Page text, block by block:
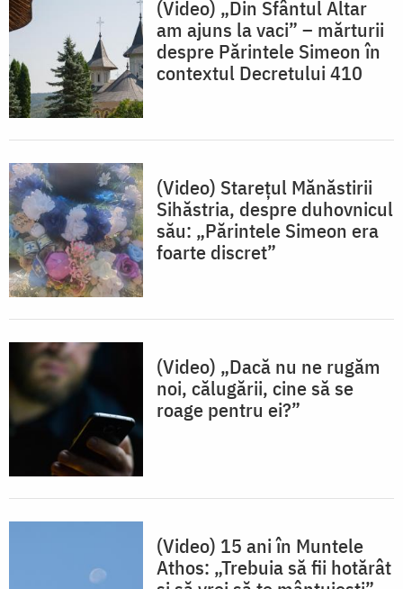
(Video) „Din Sfântul Altar
am ajuns la vaci” – mărturii
despre Părintele Simeon în
contextul Decretului 410
(Video) Starețul Mănăstirii
Sihăstria, despre duhovnicul
său: „Părintele Simeon era
foarte discret”
(Video) „Dacă nu ne rugăm
noi, călugării, cine să se
roage pentru ei?”
(Video) 15 ani în Muntele
Athos: „Trebuia să fii hotărât